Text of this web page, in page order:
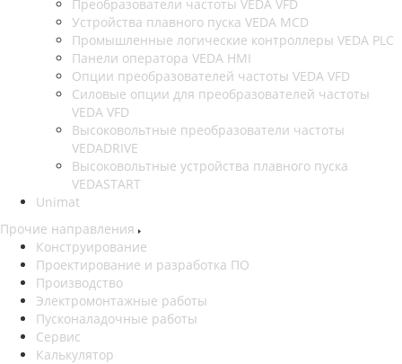
Преобразователи частоты VEDA VFD
Устройства плавного пуска VEDA MCD
Промышленные логические контроллеры VEDA PLC
Панели оператора VEDA HMI
Опции преобразователей частоты VEDA VFD
Силовые опции для преобразователей частоты
VEDA VFD
Высоковольтные преобразователи частоты
VEDADRIVE
Высоковольтные устройства плавного пуска
VEDASTART
Unimat
Прочие направления
Конструирование
Проектирование и разработка ПО
Производство
Электромонтажные работы
Пусконаладочные работы
Сервис
Калькулятор